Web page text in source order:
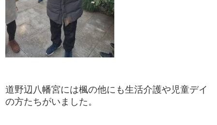
道野辺八幡宮には楓の他にも生活介護や児童デイ
の方たちがいました。